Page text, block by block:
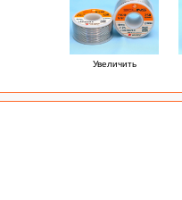
Увеличить